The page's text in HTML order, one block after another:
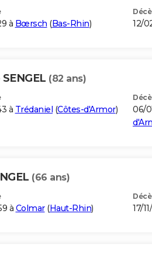
à Bœrsch (Bas-Rhin) 12/
(82 ans)
à Trédaniel (Côtes-d'Armor) 06/
(66 ans)
à Colmar(Haut-Rhin) 17/